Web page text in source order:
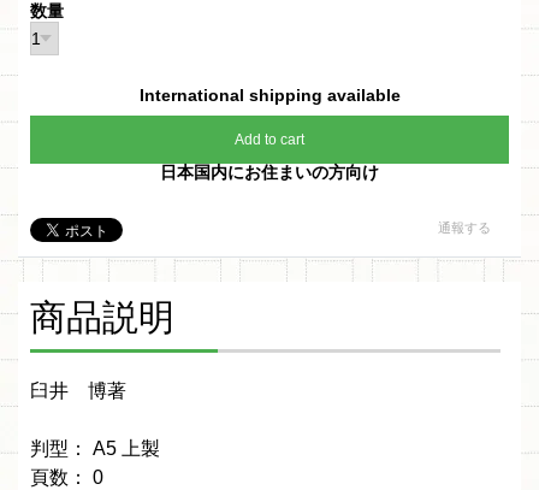
数量
International shipping available
Add to cart
日本国内にお住まいの方向け
通報する
商品説明
臼井 博著
判型： A5 上製
頁数： 0